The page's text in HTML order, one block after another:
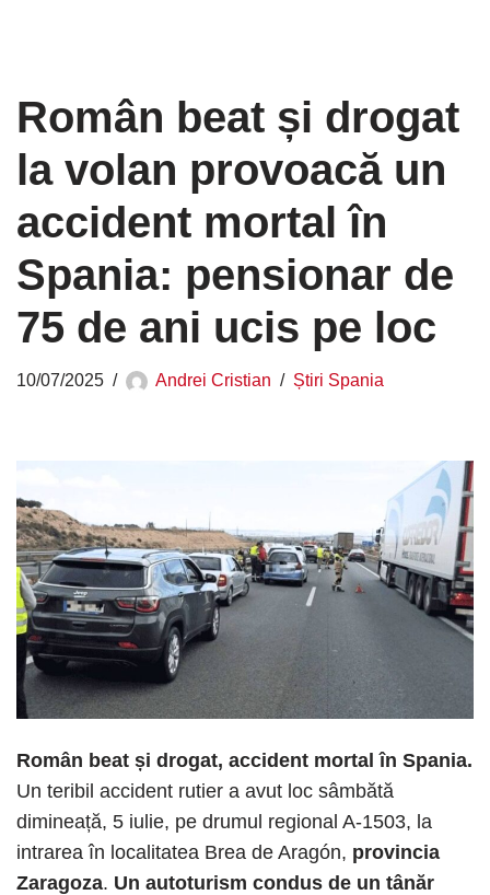
Român beat și drogat
la volan provoacă un
accident mortal în
Spania: pensionar de
75 de ani ucis pe loc
10/07/2025 Andrei Cristian Știri Spania
Român beat și drogat, accident mortal în Spania.
Un teribil accident rutier a avut loc sâmbătă
dimineață, 5 iulie, pe drumul regional A-1503, la
intrarea în localitatea Brea de Aragón, provincia
Zaragoza. Un autoturism condus de un tânăr